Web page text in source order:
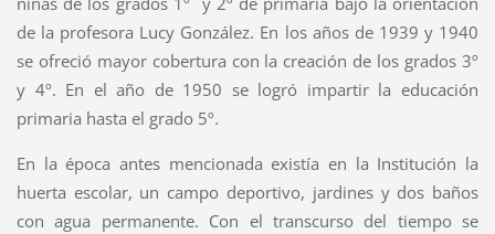
de la profesora Lucy González. En los años de 1939 y 1940
se ofreció mayor cobertura con la creación de los grados 3º
y 4º. En el año de 1950 se logró impartir la educación
primaria hasta el grado 5º.
En la época antes mencionada existía en la Institución la
huerta escolar, un campo deportivo, jardines y dos baños
con agua permanente. Con el transcurso del tiempo se